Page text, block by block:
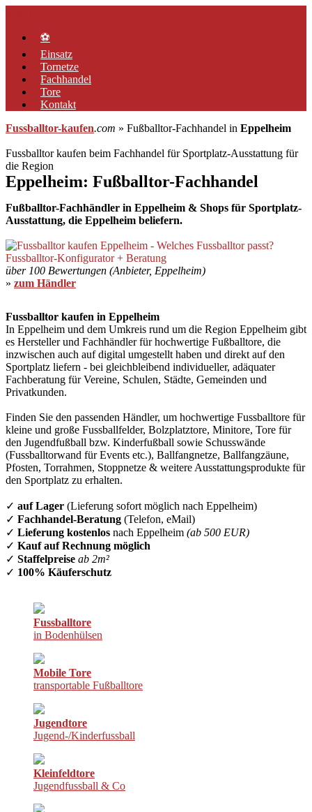
springen⚽
Einsatz
Tornetze
Fachhandel
Tore
Kontakt
Fussballtor-kaufen.com » Fußballtor-Fachhandel in Eppelheim
Fussballtor kaufen beim Fachhandel für Sportplatz-Ausstattung für
die Region
Eppelheim: Fußballtor-Fachhandel
Fußballtor-Fachhändler in Eppelheim & Shops für Sportplatz-
Ausstattung, die Eppelheim beliefern.
über 100 Bewertungen (Anbieter, Eppelheim)
» zum Händler
Fussballtor kaufen in Eppelheim
In Eppelheim und dem Umkreis rund um die Region Eppelheim gibt
es Hersteller und Fachhändler für hochwertige Fußballtore, die
inzwischen auch auf digital umgestellt haben und direkt auf den
Sportplatz liefern - bei gleichbleibend individueller, adäquater
Fachberatung für Vereine, Schulen, Städte, Gemeinden und
Privatkunden.
Finden Sie den passenden Händler, um hochwertige Fussballtore für
kleine und große Fussballfelder, Bolzplatztore, Minitore, Tore für
den Jugendfußball bzw. Kinderfußball sowie Schusswände
(Fussballtorwand für Events etc.), Ballfangnetze, Ballfangzäune,
Pfosten, Torrahmen, Stoppnetze & weitere Ausstattungsprodukte für
den Sportplatz zu erhalten.
✓ auf Lager (Lieferung sofort möglich nach Eppelheim)
✓ Fachhandel-Beratung (Telefon, eMail)
✓ Lieferung kostenlos nach Eppelheim (ab 500 EUR)
✓ Kauf auf Rechnung möglich
✓ Staffelpreise ab 2m²
✓ 100% Käuferschutz
Fussballtore
in Bodenhülsen
Mobile Tore
transportable Fußballtore
Jugendtore
Jugend-/Kinderfussball
Kleinfeldtore
Jugendfussball & Co